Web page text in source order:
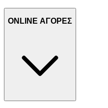
ONLINE ΑΓΟΡΕΣ